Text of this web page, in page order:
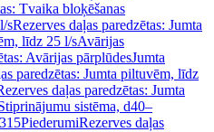
Tvaika bloķēšanas
sRezerves daļas paredzētas: Jumta
līdz 25 l/sAvārijas
Avārijas pārplūdesJumta
paredzētas: Jumta piltuvēm, līdz
daļas paredzētas: Jumta
sistēma, d40–
PiederumiRezerves daļas